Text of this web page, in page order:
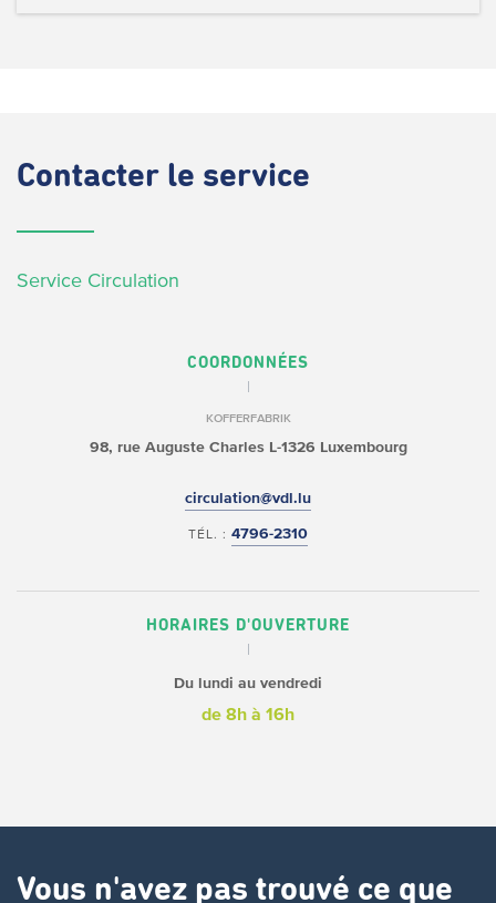
Contacter le service
Service Circulation
COORDONNÉES
KOFFERFABRIK
98, rue Auguste CharlesL-1326 Luxembourg
circulation@vdl.lu
TÉL. : 4796-2310
HORAIRES D'OUVERTURE
Du lundi au vendredi
de 8h à 16h
Vous n'avez pas trouvé ce que